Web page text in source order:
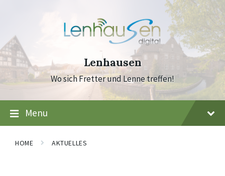
Lenhausen
Wo sich Fretter und Lenne treffen!
Menu
HOME AKTUELLES